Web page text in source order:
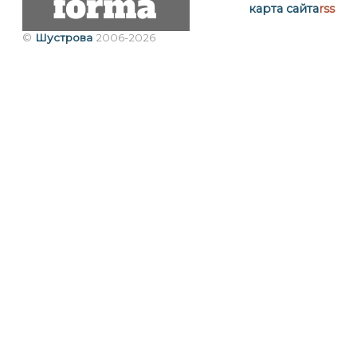
карта сайтаrss
© Шустрова 2006-2026